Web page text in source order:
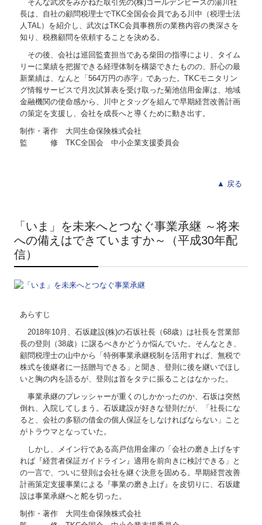
そんな武次をみかねた取引先の(株)ゴールデンピースの湯川社
長は、自社の顧問税理士でTKC全国会会員である川中（税理士法
人TAL）を紹介し、武次はTKC会員事務所の業務内容の奥深さを
知り、税務顧問を依頼することを決める。
その後、会社は巡回監査担当である柴田の指導により、タイム
リーに業績を把握できる経理体制を構築できたものの、肝心の最
新業績は、なんと「564万円の赤字」であった。TKCモニタリン
グ情報サービスで月次試算表を受け取った菊池信用金庫は、地域
金融機関の使命感から、川中とタッグを組んで早期経営改善計画
の策定を支援し、会社を成長へと導くために動き出す。
制作・著作 大同生命保険株式会社
監 修 TKC全国会 中小企業支援委員会
▲ 戻る
「いま」を未来へとつなぐ事業承継 ～将来
への備えはできていますか～（平成30年配
信）
あらすじ
2018年10月、石坂建設(株)の石坂社長（68歳）は社長を営業部
長の登則（38歳）に譲るべきかどうか悩んでいた。そんなとき、
顧問税理士の山中から「特例事業承継税制を活用すれば、無税で
株式を後継者に一括贈与できる」と聞き、登則に後を継いでほし
いと胸の内を語るが、登則は首をタテに振ることはなかった。
事業承継のプレッシャーが重くのしかかったのか、石坂は突然
倒れ、入院してしまう。石坂建設が好きな登則だが、「社長にな
ると、会社の多額の借金の個人保証をしなければならない」こと
がトラウマとなっていた。
しかし、メイン行である高戸信用金庫の「会社の磨き上げをす
れば『経営者保証ガイドライン』適用を前向きに検討できる」と
の一言で、ついに登則は会社を継ぐ決意を固める。早期経営改善
計画策定支援事業による『事業の磨き上げ』を皮切りに、石坂建
設は事業承継へと舵を切った。
制作・著作 大同生命保険株式会社